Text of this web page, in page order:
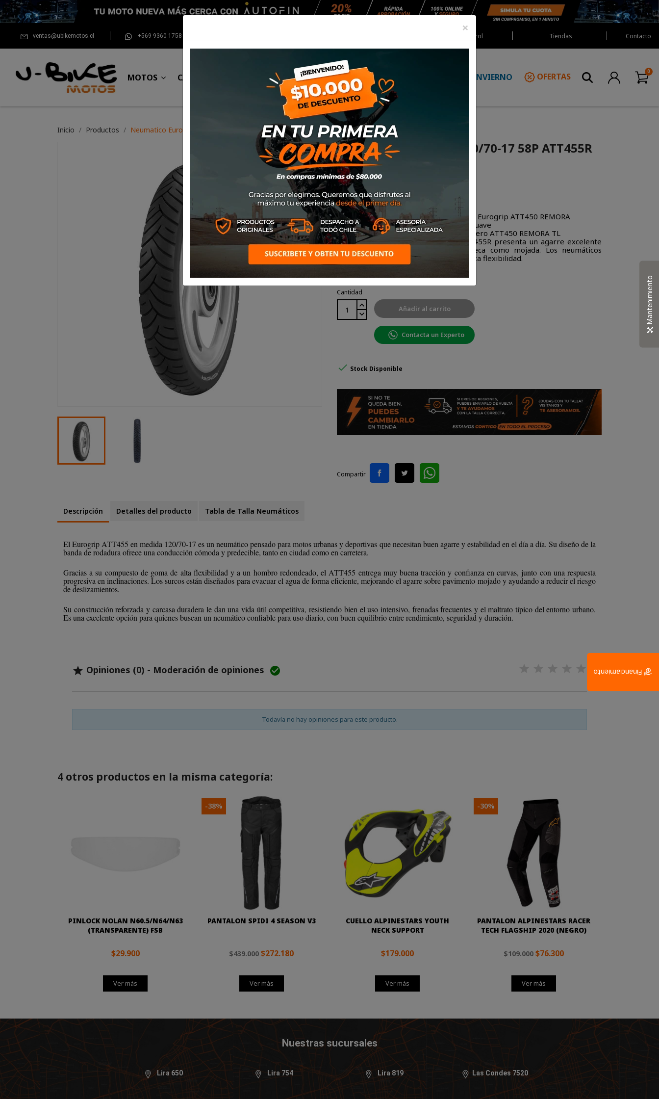
ventas@ubikemotos.cl +569 9360 1758 Red Castrol Tiendas Contacto
MOTOS CASCOS EQUIPAMIENTO NEUMÁTICOS MANTENCIÓN INVIERNO OFERTAS
Inicio Productos Neumatico Eurogrip 120/70-17 58P ATT455R Remora
Neumatico Eurogrip 120/70-17 58P ATT455R
Remora
SKU3MCY5027745R11
$52.900
Neumático para scooter sin cámara TVS Eurogrip ATT450 REMORA
Para un agarre firme y una conducción suave
Tamaño: 120/70-17 58P Neumático trasero ATT450 REMORA TL
Una conducción extraordinaria: el ATT455R presenta un agarre excelente
tanto en condiciones de carretera seca como mojada. Los neumáticos
tienen un compuesto de polímero de alta flexibilidad.
Cantidad
Añadir al carrito
Contacta un Experto
 Stock Disponible
Compartir
Descripción Detalles del producto Tabla de Talla Neumáticos
El Eurogrip ATT455 en medida 120/70‑17 es un neumático pensado para motos urbanas y deportivas que necesitan buen agarre y estabilidad en el día a día. Su diseño de la
banda de rodadura ofrece una conducción cómoda y predecible, tanto en ciudad como en carretera.
Gracias a su compuesto de goma de alta flexibilidad y a un hombro redondeado, el ATT455 entrega muy buena tracción y confianza en curvas, junto con una respuesta
progresiva en inclinaciones. Los surcos están diseñados para evacuar el agua de forma eficiente, mejorando el agarre sobre pavimento mojado y ayudando a reducir el riesgo
de deslizamientos.
Su construcción reforzada y carcasa duradera le dan una vida útil competitiva, resistiendo bien el uso intensivo, frenadas frecuentes y el maltrato típico del entorno urbano.
Es una excelente opción para quienes buscan un neumático confiable para uso diario, con buen equilibrio entre rendimiento, seguridad y duración.
 Opiniones (0) - Moderación de opiniones 
Todavía no hay opiniones para este producto.
4 otros productos en la misma categoría:
PINLOCK NOLAN N60.5/N64/N63
(TRANSPARENTE) FSB
$29.900
Ver más
PANTALON SPIDI 4 SEASON V3
$439.000 $272.180
Ver más
-38%
CUELLO ALPINESTARS YOUTH
NECK SUPPORT
$179.000
Ver más
PANTALON ALPINESTARS RACER
TECH FLAGSHIP 2020 (NEGRO)
$109.000 $76.300
Ver más
-30%
Nuestras sucursales
Lira 650 Lira 754 Lira 819 Las Condes 7520
×
Mantenimiento
Financiamiento